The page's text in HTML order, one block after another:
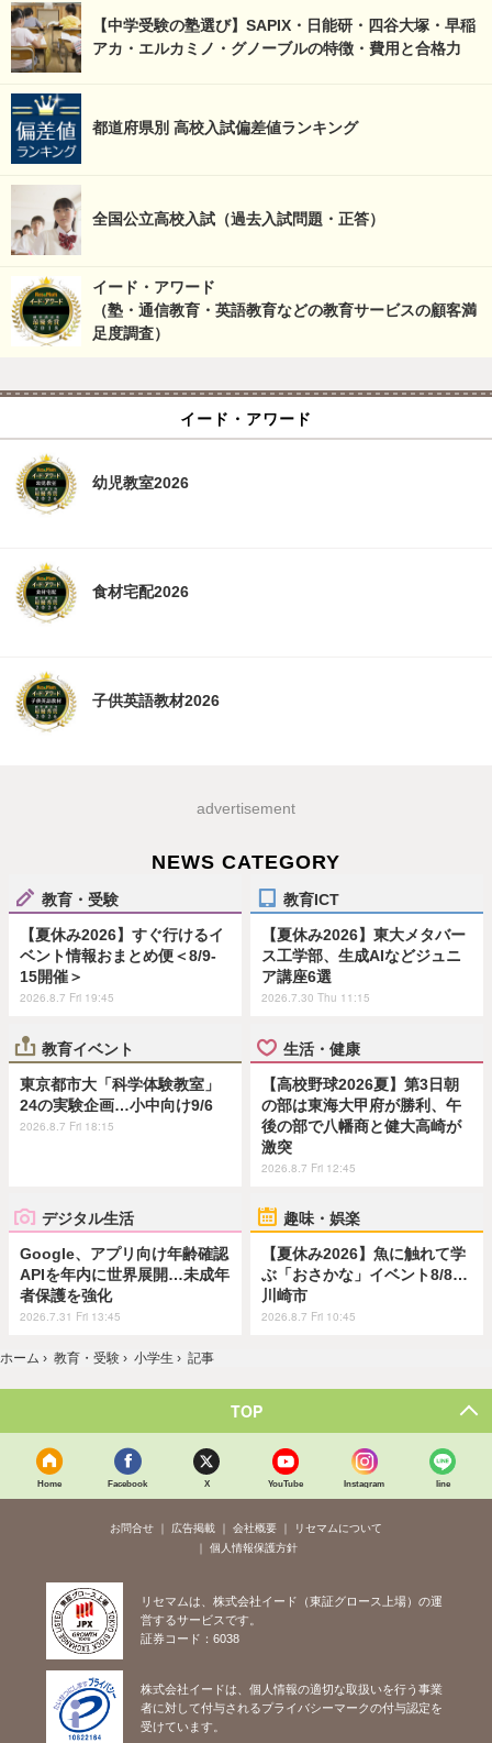
【中学受験の塾選び】SAPIX・日能研・四谷大塚・早稲
アカ・エルカミノ・グノーブルの特徴・費用と合格力
都道府県別 高校入試偏差値ランキング
全国公立高校入試（過去入試問題・正答）
イード・アワード
（塾・通信教育・英語教育などの教育サービスの顧客満
足度調査）
イード・アワード
幼児教室2026
食材宅配2026
子供英語教材2026
advertisement
NEWS CATEGORY
教育・受験
【夏休み2026】すぐ行けるイ
ベント情報おまとめ便＜8/9-
15開催＞
2026.8.7 Fri 19:45
教育ICT
【夏休み2026】東大メタバー
ス工学部、生成AIなどジュニ
ア講座6選
2026.7.30 Thu 11:15
教育イベント
東京都市大「科学体験教室」
24の実験企画…小中向け9/6
2026.8.7 Fri 18:15
生活・健康
【高校野球2026夏】第3日朝
の部は東海大甲府が勝利、午
後の部で八幡商と健大高崎が
激突
2026.8.7 Fri 12:45
デジタル生活
Google、アプリ向け年齢確認
APIを年内に世界展開…未成年
者保護を強化
2026.7.31 Fri 13:45
趣味・娯楽
【夏休み2026】魚に触れて学
ぶ「おさかな」イベント8/8…
川崎市
2026.8.7 Fri 10:45
ホーム › 教育・受験 › 小学生 › 記事
TOP
Home Facebook X YouTube Instagram line
お問合せ 広告掲載 会社概要
リセマムについて
個人情報保護方針
リセマムは、株式会社イード（東証グロース上場）の運
営するサービスです。
証券コード：6038
株式会社イードは、個人情報の適切な取扱いを行う事業
者に対して付与されるプライバシーマークの付与認定を
受けています。